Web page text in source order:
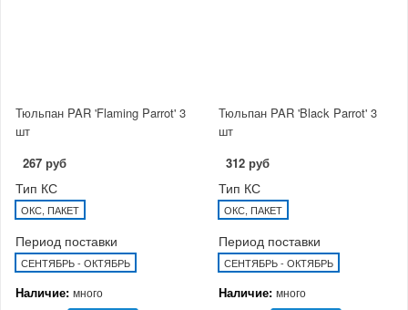
Тюльпан PAR 'Flaming Parrot' 3
шт
267 руб
Тип КС
ОКС, ПАКЕТ
Период поставки
СЕНТЯБРЬ - ОКТЯБРЬ
Наличие: много
Тюльпан PAR 'Black Parrot' 3
шт
312 руб
Тип КС
ОКС, ПАКЕТ
Период поставки
СЕНТЯБРЬ - ОКТЯБРЬ
Наличие: много